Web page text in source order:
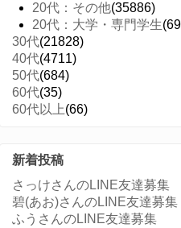
20代：その他(35886)
20代：大学・専門学生
30代(21828)
40代(4711)
50代(684)
60代(35)
60代以上(66)
新着投稿
さっけさんのLINE友達募集
碧(あお)さんのLINE友達募集
ふうさんのLINE友達募集